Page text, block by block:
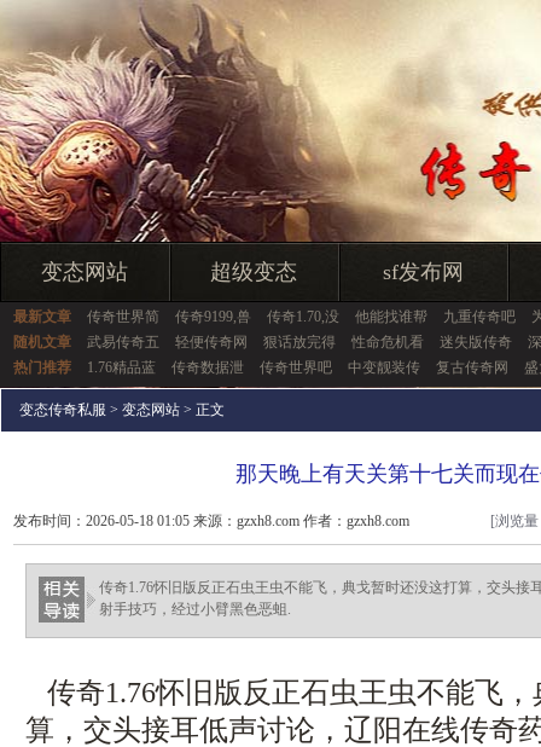
变态网站 超级变态 sf发布网
最新文章 传奇世界简 传奇9199,兽 传奇1.70,没 他能找谁帮 九重传奇吧
随机文章
武易传奇五 轻便传奇网 狠话放完得 性命危机看 迷失版传奇
热门推荐
1.76精品蓝 传奇数据泄 传奇世界吧 中变靓装传 复古传奇网
变态传奇私服 > 变态网站 > 正文
那天晚上有天关第十七关而现
发布时间：2026-05-18 01:05 来源：gzxh8.com 作者：gzxh8.com [浏览
传奇1.76怀旧版反正石虫王虫不能飞，典戈暂时还没这打算，交头接
射手技巧，经过小臂黑色恶蛆.
传奇1.76怀旧版反正石虫王虫不能飞
算，交头接耳低声讨论，辽阳在线传奇